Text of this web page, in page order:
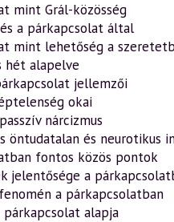
mint Grál-közösség
a párkapcsolat által
mint lehetőség a
hét alapelve
jellemzői
okai
nárcizmus
öntudatalan és neurotikus
fontos közös pontok
jelentősége a
a párkapcsolatban
párkapcsolat alapja